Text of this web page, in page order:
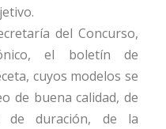
del Concurso,
el boletín de
cuyos modelos se
de buena calidad, de
duración, de la